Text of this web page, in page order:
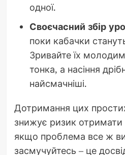
одної.
Своєчасний збір
поки кабачки
Зривайте їх
тонка, а насіння
найсмачніші.
Дотримання цих
знижує ризик отримати
якщо проблема все ж
засмучуйтесь – це